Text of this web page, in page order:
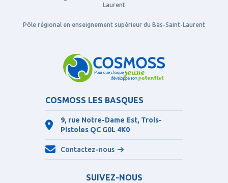
Laurent
Pôle régional en enseignement supérieur du Bas-Saint-Laurent
COSMOSS LES BASQUES
9, rue Notre-Dame Est, Trois-
Pistoles QC G0L 4K0
Contactez-nous
SUIVEZ-NOUS